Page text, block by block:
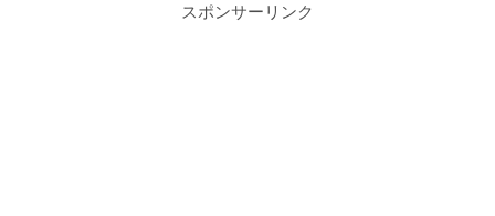
スポンサーリンク